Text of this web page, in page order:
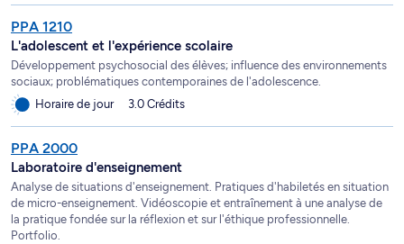
PPA 1210
L'adolescent et l'expérience scolaire
Développement psychosocial des élèves; influence des environnements
sociaux; problématiques contemporaines de l'adolescence.
Horaire de jour
3.0 Crédits
PPA 2000
Laboratoire d'enseignement
Analyse de situations d'enseignement. Pratiques d'habiletés en situation
de micro-enseignement. Vidéoscopie et entraînement à une analyse de
la pratique fondée sur la réflexion et sur l'éthique professionnelle.
Portfolio.